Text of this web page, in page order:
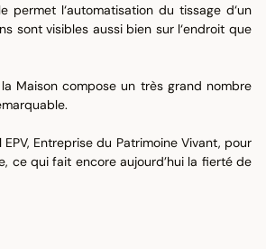
permet l‘automatisation du tissage d‘un
sont visibles aussi bien sur l‘endroit que
Maison compose un très grand nombre
Entreprise du Patrimoine Vivant, pour
ce qui fait encore aujourd’hui la fierté de